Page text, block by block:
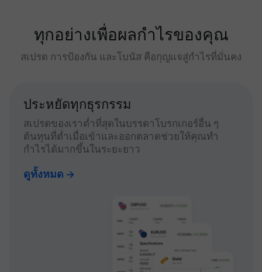
ทุกอย่างเพื่อผลกำไรของคุณ
สเปรด การป้องกัน และโบนัส คือกุญแจสู่กำไรที่มั่นคง
ประหยัดทุกธุรกรรม
สเปรดของเราต่ำที่สุดในบรรดาโบรกเกอร์อื่น ๆ
ต้นทุนที่ต่ำเมื่อเข้าและออกตลาดช่วยให้คุณทำ
กำไรได้มากขึ้นในระยะยาว
ดูทั้งหมด